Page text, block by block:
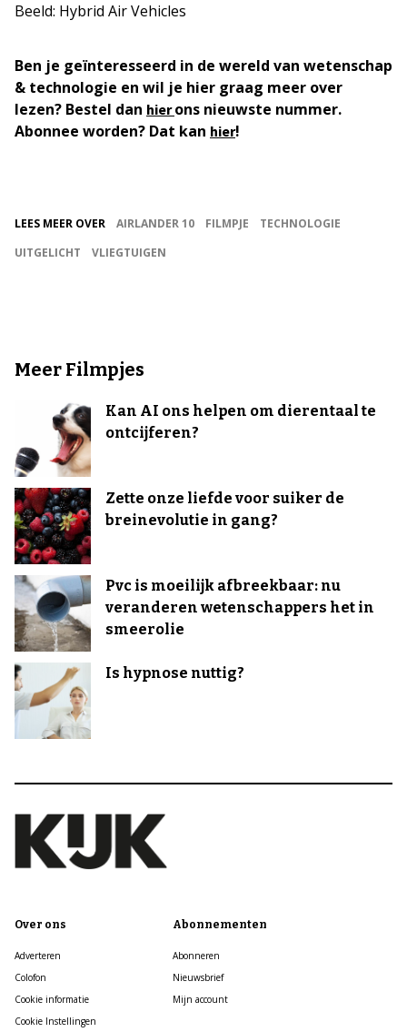
Beeld: Hybrid Air Vehicles
Ben je geïnteresseerd in de wereld van wetenschap
& technologie en wil je hier graag meer over
lezen? Bestel dan hierons nieuwste nummer.
Abonnee worden? Dat kan hier!
LEES MEER OVER AIRLANDER 10 FILMPJE
TECHNOLOGIE
UITGELICHT
VLIEGTUIGEN
Meer Filmpjes
Kan AI ons helpen om dierentaal te
ontcijferen?
Zette onze liefde voor suiker de
breinevolutie in gang?
Pvc is moeilijk afbreekbaar: nu
veranderen wetenschappers het in
smeerolie
Is hypnose nuttig?
Over ons
Adverteren
Colofon
Cookie informatie
Cookie Instellingen
Abonnementen
Abonneren
Nieuwsbrief
Mijn account